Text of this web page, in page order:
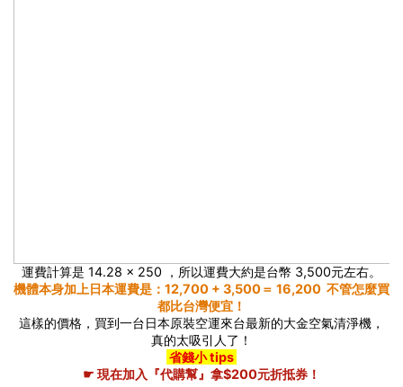
運費計算是 14.28 × 250 ，所以運費大約是台幣 3,500元左右。
機體本身加上日本運費是：12,700 + 3,500＝ 16,200 不管怎麼買
都比台灣便宜！
這樣的價格，買到一台日本原裝空運來台最新的大金空氣清淨機，
真的太吸引人了！
省錢小 tips
☛ 現在加入『代購幫』拿$200元折抵券！